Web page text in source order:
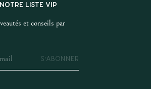
LISTE VIP
et conseils par
S'ABONNER